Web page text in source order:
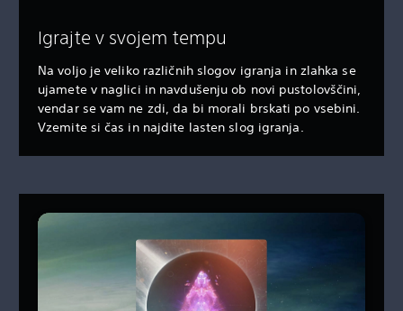
Igrajte v svojem tempu
Na voljo je veliko različnih slogov igranja in zlahka se
ujamete v naglici in navdušenju ob novi pustolovščini,
vendar se vam ne zdi, da bi morali brskati po vsebini.
Vzemite si čas in najdite lasten slog igranja.